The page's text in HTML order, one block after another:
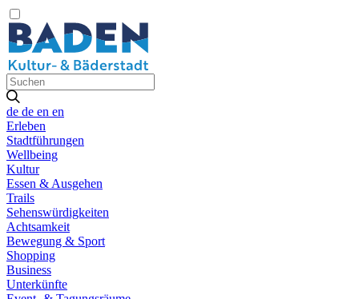
de de en en
Erleben
Stadtführungen
Wellbeing
Kultur
Essen & Ausgehen
Trails
Sehenswürdigkeiten
Achtsamkeit
Bewegung & Sport
Shopping
Business
Unterkünfte